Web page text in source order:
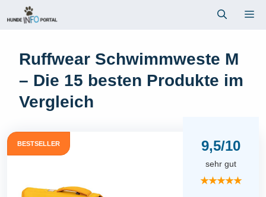
Inhalt
Ruffwear Schwimmweste M
– Die 15 besten Produkte im
Vergleich
BESTSELLER 9,5/10
sehr gut
★★★★★